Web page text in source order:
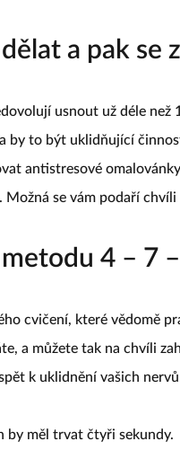
a pak se
usnout už déle
by to být uklidňující
antistresové
Možná se vám podaří
4 – 7
cvičení, které vědomě
a můžete tak na chvíli
k uklidnění vašich
by měl trvat čtyři sekundy.